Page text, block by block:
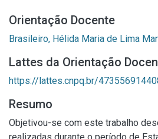
Orientação Docente
Brasileiro, Hélida Maria de Lima
Lattes da Orientação
https://lattes.cnpq.br/
Resumo
Objetivou-se com este trabalho